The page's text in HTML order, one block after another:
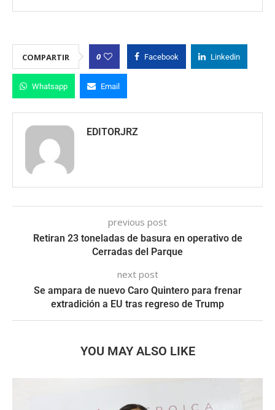
COMPARTIR 0 Facebook Linkedin
Whatsapp Email
EDITORJRZ
previous post
Retiran 23 toneladas de basura en operativo de
Cerradas del Parque
next post
Se ampara de nuevo Caro Quintero para frenar
extradición a EU tras regreso de Trump
YOU MAY ALSO LIKE